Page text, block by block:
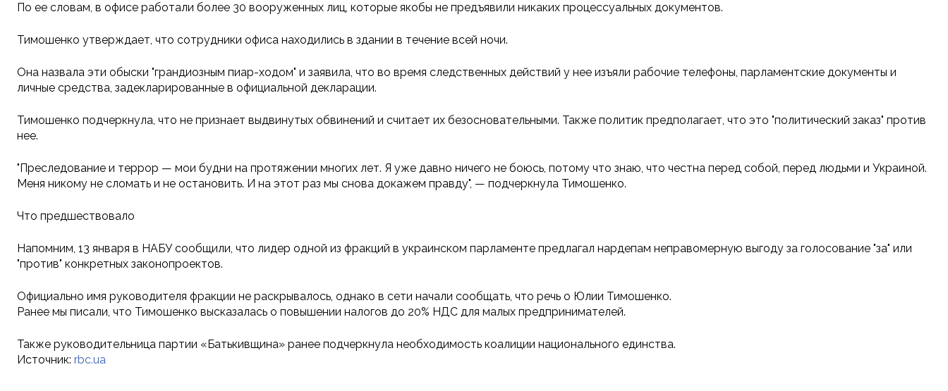
По ее словам, в офисе работали более 30 вооруженных лиц, которые якобы не предъявили никаких процессуальных документов.
Тимошенко утверждает, что сотрудники офиса находились в здании в течение всей ночи.
Она назвала эти обыски "грандиозным пиар-ходом" и заявила, что во время следственных действий у нее изъяли рабочие телефоны, парламентские документы и
личные средства, задекларированные в официальной декларации.
Тимошенко подчеркнула, что не признает выдвинутых обвинений и считает их безосновательными. Также политик предполагает, что это "политический заказ" против
нее.
"Преследование и террор — мои будни на протяжении многих лет. Я уже давно ничего не боюсь, потому что знаю, что честна перед собой, перед людьми и Украиной.
Меня никому не сломать и не остановить. И на этот раз мы снова докажем правду", — подчеркнула Тимошенко.
Что предшествовало
Напомним, 13 января в НАБУ сообщили, что лидер одной из фракций в украинском парламенте предлагал нардепам неправомерную выгоду за голосование "за" или
"против" конкретных законопроектов.
Официально имя руководителя фракции не раскрывалось, однако в сети начали сообщать, что речь о Юлии Тимошенко.
Ранее мы писали, что Тимошенко высказалась о повышении налогов до 20% НДС для малых предпринимателей.
Также руководительница партии «Батькивщина» ранее подчеркнула необходимость коалиции национального единства.
Источник: rbc.ua